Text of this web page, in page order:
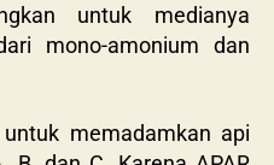
untuk medianya
mono-amonium dan
memadamkan api